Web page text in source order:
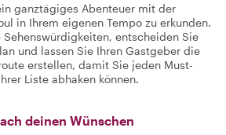
ganztägiges Abenteuer mit der
in Ihrem eigenen Tempo zu erkunden.
Sehenswürdigkeiten, entscheiden Sie
und lassen Sie Ihren Gastgeber die
erstellen, damit Sie jeden Must-
Liste abhaken können.
deinen Wünschen